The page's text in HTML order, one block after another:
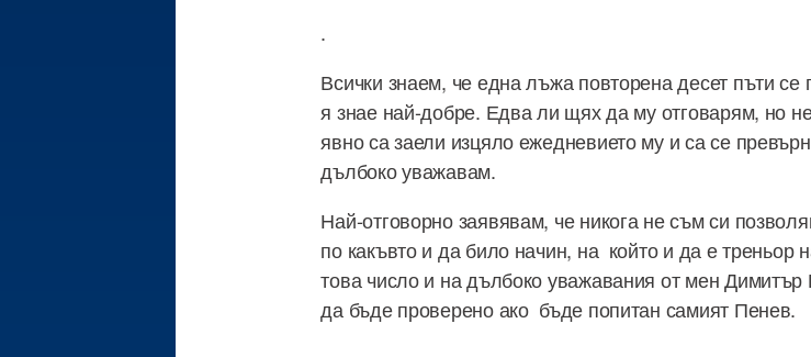
.
Всички знаем, че една лъжа повторена десет пъти
я знае най-добре. Едва ли щях да му отговарям, но
явно са заели изцяло ежедневието му и са се
дълбоко уважавам.
Най-отговорно заявявам, че никога не съм си
по какъвто и да било начин, на който и да е
това число и на дълбоко уважавания от мен
да бъде проверено ако бъде попитан самият Пенев.